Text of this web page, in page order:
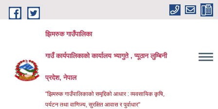
Skip to main content
झिमरुक गाउँपालिका
गाउँ कार्यपालिकाको कार्यालय भ्यागुते , प्यूठान लुम्बिनी
प्रदेश, नेपाल
"झिमरुक गाउँपालिकाको समृद्दिको आधार : व्यवसायिक कृषि,
पर्यटन तथा वाणिज्य, सुरक्षित आवास र पुर्वाधार"